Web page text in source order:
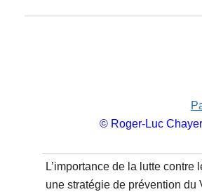
© Roger-Luc Chayer
L’importance de la lutte contre
une stratégie de prévention du